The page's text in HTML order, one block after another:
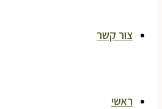
צור קשר
ראשי